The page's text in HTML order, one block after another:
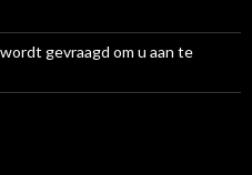
gevraagd om u aan te